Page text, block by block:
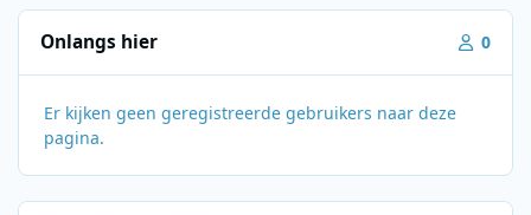
Onlangs hier 0
Er kijken geen geregistreerde gebruikers naar deze
pagina.